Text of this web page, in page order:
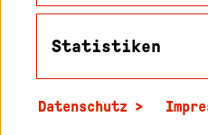
Karlsruhe
in2cookiemodal-selection
Statistiken
Datenschutz